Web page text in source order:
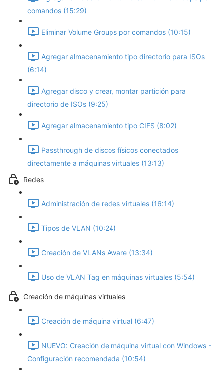
comandos (15:29)
Eliminar Volume Groups por comandos (10:15)
Agregar almacenamiento tipo directorio para ISOs
(6:14)
Agregar disco y crear, montar partición para
directorio de ISOs (9:25)
Agregar almacenamiento tipo CIFS (8:02)
Passthrough de discos físicos conectados
directamente a máquinas virtuales (13:13)
Redes
Administración de redes virtuales (16:14)
Tipos de VLAN (10:24)
Creación de VLANs Aware (13:34)
Uso de VLAN Tag en máquinas virtuales (5:54)
Creación de máquinas virtuales
Creación de máquina virtual (6:47)
NUEVO: Creación de máquina virtual con Windows -
Configuración recomendada (10:54)